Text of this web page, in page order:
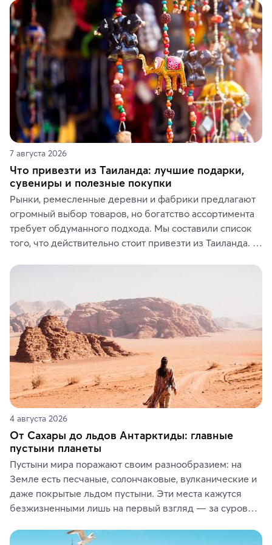
7 августа 2026
Что привезти из Таиланда: лучшие подарки,
сувениры и полезные покупки
Рынки, ремесленные деревни и фабрики предлагают
огромный выбор товаров, но богатство ассортимента
требует обдуманного подхода. Мы составили список
того, что действительно стоит привезти из Таиланда.
средства, одежду, украшения, предметы интерьера
где их купить.
4 августа 2026
От Сахары до льдов Антарктиды: главные
пустыни планеты
Пустыни мира поражают своим разнообразием: на
Земле есть песчаные, солончаковые, вулканические и
даже покрытые льдом пустыни. Эти места кажутся
безжизненными лишь на первый взгляд — за суровой
животные и маршруты, которые дарят одни из самых